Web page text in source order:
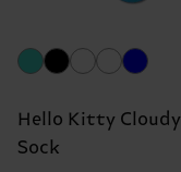
Hello Kitty Cloudy
Sock